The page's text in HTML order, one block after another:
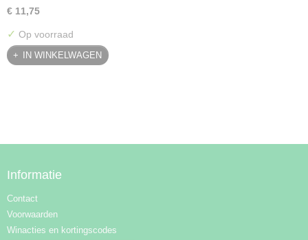
€ 11,75
✓ Op voorraad
IN WINKELWAGEN
Informatie
Contact
Voorwaarden
Winacties en kortingscodes